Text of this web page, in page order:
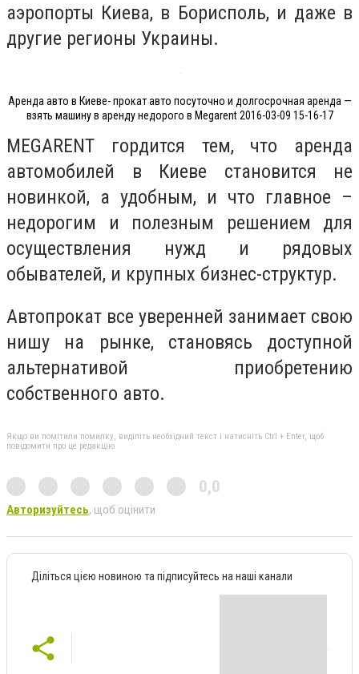
аэропорты Киева, в Борисполь, и даже в
другие регионы Украины.
Аренда авто в Киеве- прокат авто посуточно и долгосрочная аренда —
взять машину в аренду недорого в Megarent 2016-03-09 15-16-17
MEGARENT гордится тем, что аренда
автомобилей в Киеве становится не
новинкой, а удобным, и что главное –
недорогим и полезным решением для
осуществления нужд и рядовых
обывателей, и крупных бизнес-структур.
Автопрокат все уверенней занимает свою
нишу на рынке, становясь доступной
альтернативой приобретению
собственного авто.
Якщо ви помітили помилку, виділіть необхідний текст і натисніть Ctrl + Enter, щоб
повідомити про це редакцію
0,0
Авторизуйтесь, щоб оцінити
Діліться цією новиною та підписуйтесь на наші канали